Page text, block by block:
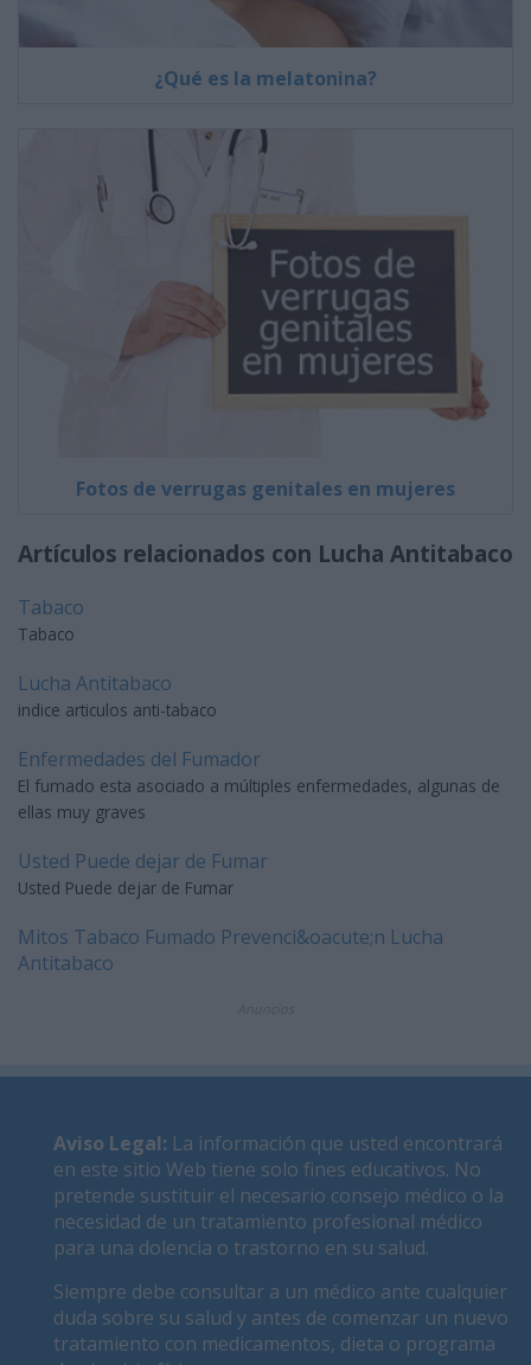
¿Qué es la melatonina?
Fotos de verrugas genitales en mujeres
Artículos relacionados con Lucha Antitabaco
Tabaco
Tabaco
Lucha Antitabaco
indice articulos anti-tabaco
Enfermedades del Fumador
El fumado esta asociado a múltiples enfermedades, algunas de
ellas muy graves
Usted Puede dejar de Fumar
Usted Puede dejar de Fumar
Mitos Tabaco Fumado Prevenci&oacute;n Lucha
Antitabaco
Aviso Legal: La información que usted encontrará
en este sitio Web tiene solo fines educativos. No
pretende sustituir el necesario consejo médico o la
necesidad de un tratamiento profesional médico
para una dolencia o trastorno en su salud.
Siempre debe consultar a un médico ante cualquier
duda sobre su salud y antes de comenzar un nuevo
tratamiento con medicamentos, dieta o programa